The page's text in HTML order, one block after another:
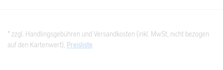
* zzgl. Handlingsgebühren und Versandkosten (inkl. MwSt, nicht bezogen
auf den Kartenwert), Preisliste